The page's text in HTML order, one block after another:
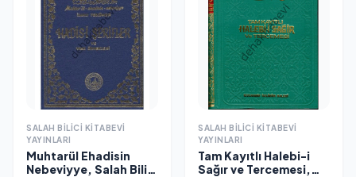
SALAH BILICI KITABEVI
YAYINLARI
Muhtarül Ehadisin
Nebeviyye, Salah Bilici
SALAH BILICI KITABEVI
YAYINLARI
Tam Kayıtlı Halebi-i
Sağır ve Tercemesi,